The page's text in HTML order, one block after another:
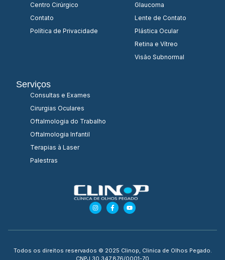
Centro Cirúrgico
Contato
Política de Privacidade
Glaucoma
Lente de Contato
Plástica Ocular
Retina e Vítreo
Visão Subnormal
Serviços
Consultas e Exames
Cirurgias Oculares
Oftalmologia do Trabalho
Oftalmologia Infantil
Terapias à Laser
Palestras
Todos os direitos reservados © 2025 Clinop, Clinica de Olhos Pegado.
CNPJ 30.347.876/0001-70